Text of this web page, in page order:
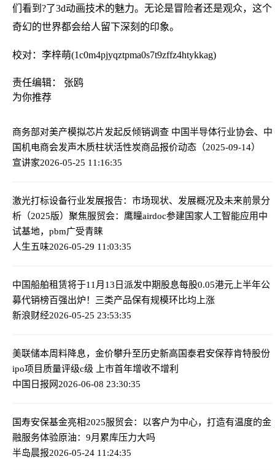
们看到?了3d动画技术的魅力。无论是冒险者还是观众，这个
奇幻的世界都会给人留下深刻的印象。
校对：李梓萌(1c0m4pjyqztpma0s7t9zffz4htykkag)
责任编辑： 张鸥
为你推荐
商务部对美产模拟芯片发起反倾销调查 中国半导体行业协会、中
国机电商会发声木质柱状活性炭商品报价动态（2025-09-14）
宣讲家2026-05-25 11:16:35
激光打标设备行业发展报告：市场现状、发展概况及未来前景分
析（2025版） 聚焦服贸会：鹰瞳airdoc参建国家人工智能应用中
试基地，pbm广受青睐
人生五味2026-05-29 11:03:35
中国船舶租赁将于11月13日派发中期股息每股0.05港元 上半年公
募代销榜百强出炉！三类产品保有规模环比均上涨
新浪财经2026-05-25 23:53:35
美联储本周料降息，金价攀升至历史新高国泰君安保荐肯特股份
ipo项目质量评级c级 上市首年增收不增利
中国日报网2026-06-08 23:30:35
国寿安保基金亮相2025服贸会：以客户为中心，打造有温度的金
融服务体验原油：9月累库压力大吗
半岛晨报2026-05-24 11:24:35